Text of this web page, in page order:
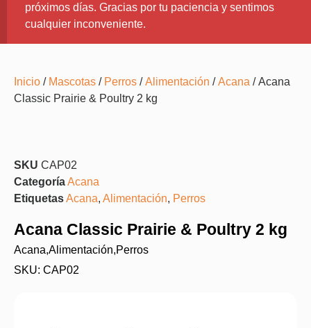
próximos días. Gracias por tu paciencia y sentimos
cualquier inconveniente.
Inicio / Mascotas / Perros /Alimentación /Acana / Acana
Classic Prairie & Poultry 2 kg
SKU CAP02
CategoríaAcana
EtiquetasAcana, Alimentación, Perros
Acana Classic Prairie & Poultry 2 kg
Acana,Alimentación,Perros
SKU: CAP02